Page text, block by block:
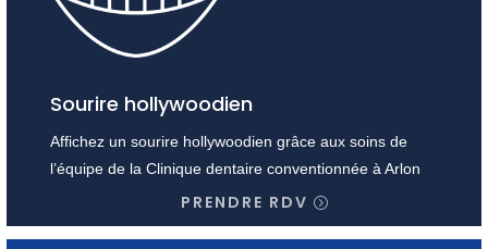
Sourire hollywoodien
Affichez un sourire hollywoodien grâce aux soins de
l’équipe de la Clinique dentaire conventionnée à Arlon
PRENDRE RDV